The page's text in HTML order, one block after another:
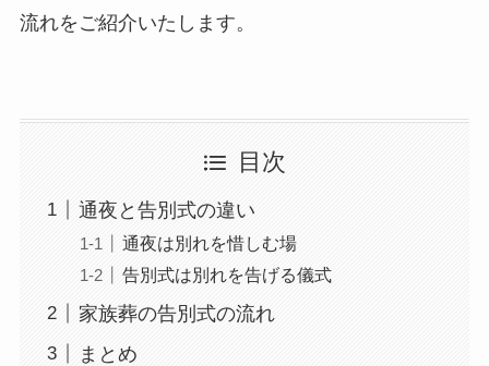
流れをご紹介いたします。
目次
通夜と告別式の違い
通夜は別れを惜しむ場
告別式は別れを告げる儀式
家族葬の告別式の流れ
まとめ